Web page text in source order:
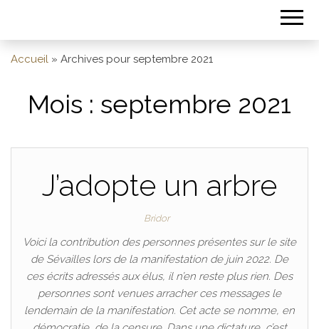
Accueil » Archives pour septembre 2021
Mois : septembre 2021
J’adopte un arbre
Bridor
Voici la contribution des personnes présentes sur le site
de Sévailles lors de la manifestation de juin 2022. De
ces écrits adressés aux élus, il n’en reste plus rien. Des
personnes sont venues arracher ces messages le
lendemain de la manifestation. Cet acte se nomme, en